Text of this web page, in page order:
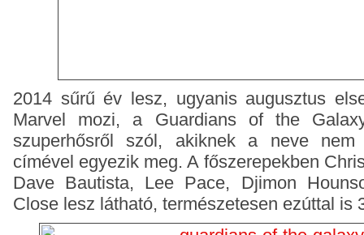
2014 sűrű év lesz, ugyanis augusztus
Marvel mozi, a Guardians of the
szuperhősről szól, akiknek a neve
címével egyezik meg. A főszerepekben
Dave Bautista, Lee Pace, Djimon
Close lesz látható, természetesen ezúttal is